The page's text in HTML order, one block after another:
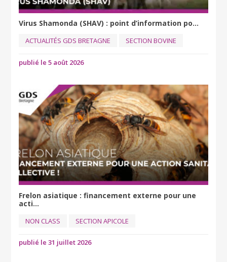
Virus Shamonda (SHAV) : point d’information po...
ACTUALITÉS GDS BRETAGNE SECTION BOVINE
publié le 5 août 2026
Frelon asiatique : financement externe pour une
acti...
NON CLASS SECTION APICOLE
publié le 31 juillet 2026